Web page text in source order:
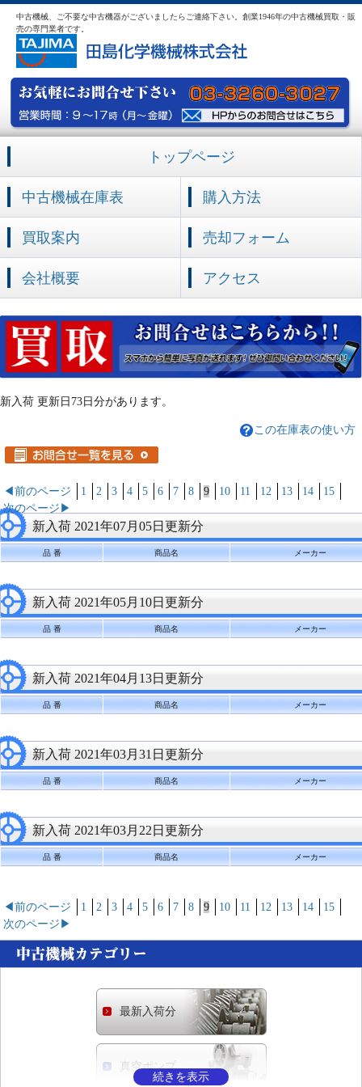
中古機械、ご不要な中古機器がございましたらご連絡下さい。創業1946年の中古機械買取・販
売の専門業者です。
トップページ
中古機械在庫表 購入方法
買取案内 売却フォーム
会社概要 アクセス
新入荷 更新日73日分があります。
この在庫表の使い方
◀前のページ 1 2 3 4 5 6 7 8 9 10 11 12 13 14
15
次のページ▶
新入荷 2021年07月05日更新分
品 番 商品名 メーカー
新入荷 2021年05月10日更新分
品 番 商品名 メーカー
新入荷 2021年04月13日更新分
品 番 商品名 メーカー
新入荷 2021年03月31日更新分
品 番 商品名 メーカー
新入荷 2021年03月22日更新分
品 番 商品名 メーカー
◀前のページ 1 2 3 4 5 6 7 8 9 10 11 12 13 14
15
次のページ▶
最新入荷分
真空ポンプ